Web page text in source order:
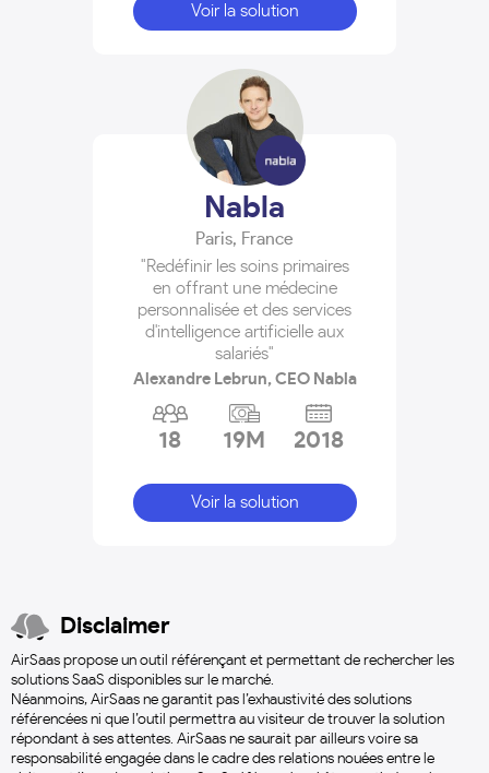
Voir la solution
Nabla
Paris, France
"Redéfinir les soins primaires
en offrant une médecine
personnalisée et des services
d'intelligence artificielle aux
salariés"
Alexandre Lebrun, CEO Nabla
18 19M 2018
Voir la solution
Disclaimer
AirSaas propose un outil référençant et permettant de rechercher les
solutions SaaS disponibles sur le marché.
Néanmoins, AirSaas ne garantit pas l’exhaustivité des solutions
référencées ni que l’outil permettra au visiteur de trouver la solution
répondant à ses attentes. AirSaas ne saurait par ailleurs voire sa
responsabilité engagée dans le cadre des relations nouées entre le